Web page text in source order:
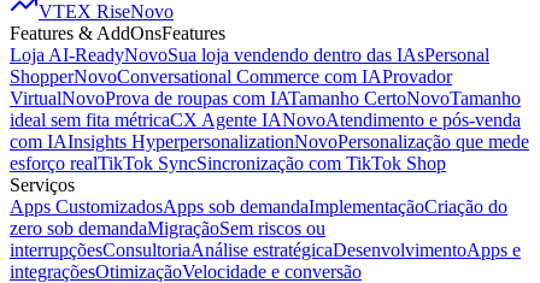
VTEX RiseNovo
Features & AddOnsFeatures
Loja AI-ReadyNovoSua loja vendendo dentro das IAsPersonal
ShopperNovoConversational Commerce com IAProvador
VirtualNovoProva de roupas com IATamanho CertoNovoTamanho
ideal sem fita métricaCX Agente IANovoAtendimento e pós-venda
com IAInsights HyperpersonalizationNovoPersonalização que mede
esforço realTikTok SyncSincronização com TikTok Shop
Serviços
Apps CustomizadosApps sob demandaImplementaçãoCriação do
zero sob demandaMigraçãoSem riscos ou
interrupçõesConsultoriaAnálise estratégicaDesenvolvimentoApps e
integraçõesOtimizaçãoVelocidade e conversão